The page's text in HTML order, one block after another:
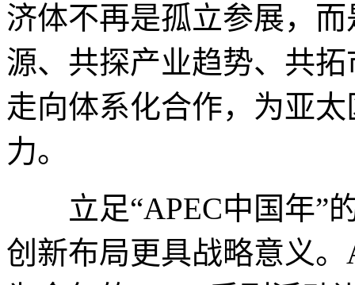
济体不再是孤立参展，
源、共探产业趋势、共
走向体系化合作，为亚
力。
立足“APEC中国年”
创新布局更具战略意义